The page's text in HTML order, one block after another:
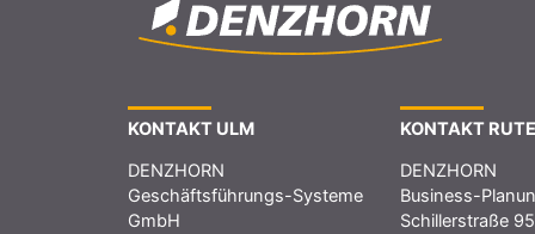
KONTAKT ULM
DENZHORN
Geschäftsführungs-Systeme
GmbH
KONTAKT
DENZHORN
Business-
Schillerstraße 95